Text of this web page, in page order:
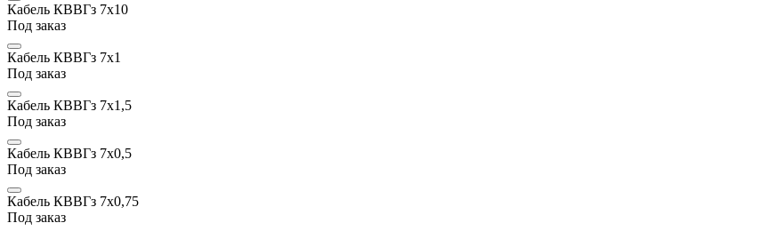
Кабель КВВГз 7х10
Под заказ
Кабель КВВГз 7х1
Под заказ
Кабель КВВГз 7х1,5
Под заказ
Кабель КВВГз 7x0,5
Под заказ
Кабель КВВГз 7x0,75
Под заказ